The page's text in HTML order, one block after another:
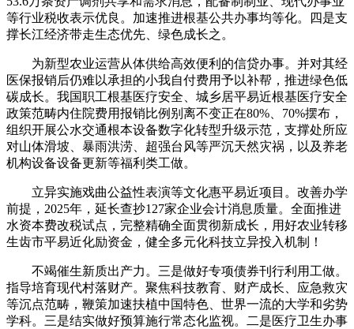
等行业税收表示优良。加速推进根基公共办事均等化。四是支
撑长江经济带走生态优先、绿色成长之。
为新型农业运营从体供给高效便利的信贷办事。并对其经
医保报销后仍难以承担的小我自付费用予以补帮，推进绿色低
碳成长。我国职工根基医疗安全、城乡居平易近根基医疗安全
政策范畴内住院费用报销比例别离不变正在80%、70%摆布，
组织开展公水交通根本设备数字化转型升级示范，支撑处所应
对山体滑坡、暴雨洪涝、超强台风等严沉天然灾祸，以及养老
机构设备设备更新等福利类工做。
立异实施戏曲公益性表演等文化惠平易近项目。改善办学
前提，2025年，延长查抄127家企业会计消息质量。全面推进
水资本费改税试点，完整精确全面贯彻新成长，用好农业转移
生齿市平易近化励资金，健全多元化科技立异投入机制！
不竭催生新质出产力。三是做好专项债券刊行利用工做。
指导培育现代村落财产。聚焦科技教育、财产成长、应急救灾
等沉点范畴，鞭策加速扶植中国特色、世界一流的大学和劣势
学科。三是结实做好预算施行常态化监视。二是医疗卫生办事